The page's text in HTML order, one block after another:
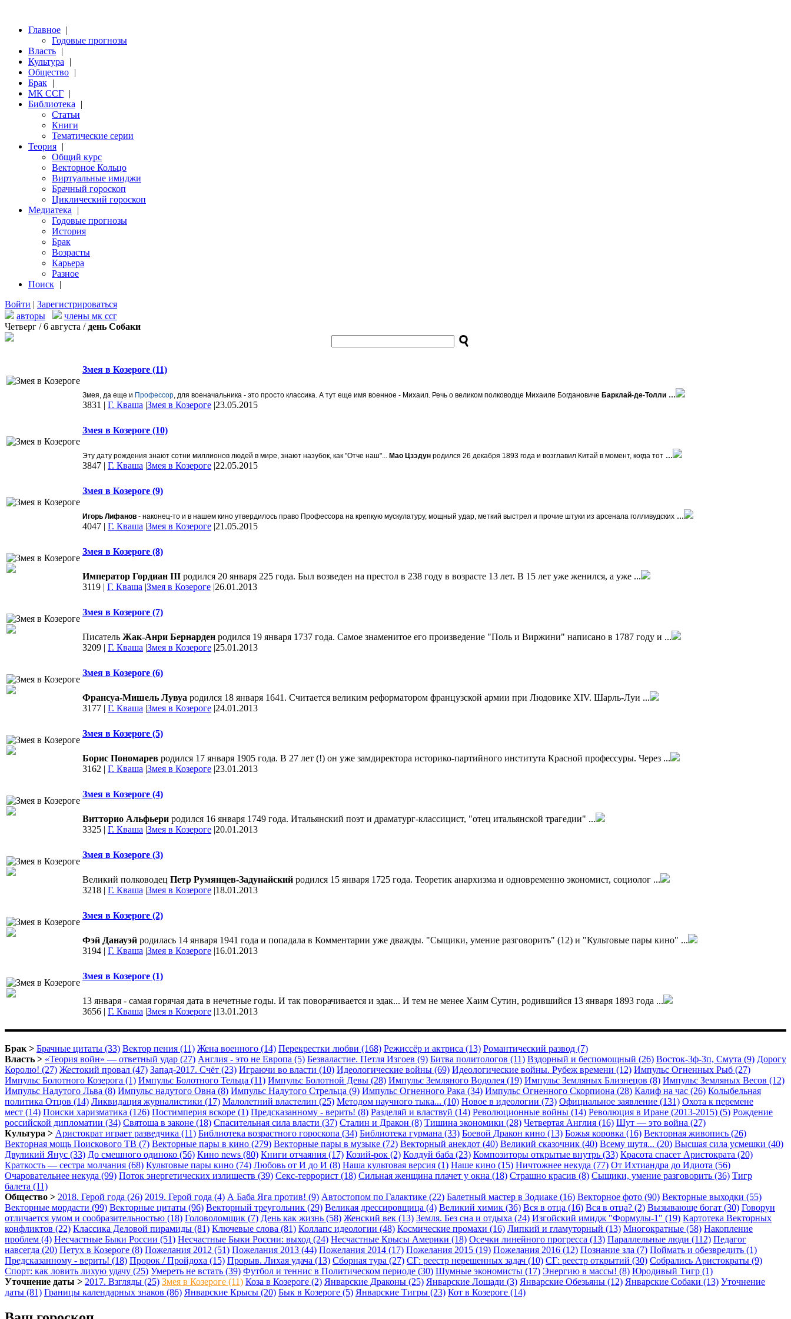
Главное |
Годовые прогнозы
Власть |
Культура
|
Общество |
Брак |
МК ССГ |
Библиотека
|
Статьи
Книги
Тематические серии
Теория |
Общий курс
Векторное Кольцо
Виртуальные имиджи
Брачный гороскоп
Циклический гороскоп
Медиатека
|
Годовые прогнозы
История
Брак
Возрасты
Карьера
Разное
Поиск |
Войти | Зарегистрироваться
авторы
члены мк ссг
Четверг / 6 августа / день Собаки
Змея в Козероге (11)
Змея, да еще и Профессор , для военачальника - это просто классика. А тут еще имя военное - Михаил. Речь о великом полководце Михаиле Богдановиче Барклай-де-Толли ...
3831 | Г. Кваша |Змея в Козероге |23.05.2015
Змея в Козероге (10)
Эту дату рождения знают сотни миллионов людей в мире, знают назубок, как "Отче наш"... Мао Цзэдун родился 26 декабря 1893 года и возглавил Китай в момент, когда тот ...
3847 | Г. Кваша |Змея в Козероге |22.05.2015
Змея в Козероге (9)
Игорь Лифанов - наконец-то и в нашем кино утвердилось право Профессора на крепкую мускулатуру, мощный удар, меткий выстрел и прочие штуки из арсенала голливудских ...
4047 | Г. Кваша |Змея в Козероге |21.05.2015
Змея в Козероге (8)
Император Гордиан III родился 20 января 225 года. Был возведен на престол в 238 году в возрасте 13 лет. В 15 лет уже женился, а уже ...
3119 | Г. Кваша |Змея в Козероге |26.01.2013
Змея в Козероге (7)
Писатель Жак-Анри Бернарден родился 19 января 1737 года. Самое знаменитое его произведение "Поль и Виржини" написано в 1787 году и ...
3209 | Г. Кваша |Змея в Козероге |25.01.2013
Змея в Козероге (6)
Франсуа-Мишель Лувуа родился 18 января 1641. Считается великим реформатором французской армии при Людовике XIV. Шарль-Луи ...
3177 | Г. Кваша |Змея в Козероге |24.01.2013
Змея в Козероге (5)
Борис Пономарев родился 17 января 1905 года. В 27 лет (!) он уже замдиректора историко-партийного института Красной профессуры. Через ...
3162 | Г. Кваша |Змея в Козероге |23.01.2013
Змея в Козероге (4)
Витторио Альфьери родился 16 января 1749 года. Итальянский поэт и драматург-классицист, "отец итальянской трагедии" ...
3325 | Г. Кваша |Змея в Козероге |20.01.2013
Змея в Козероге (3)
Великий полководец Петр Румянцев-Задунайский родился 15 января 1725 года. Теоретик анархизма и одновременно экономист, социолог ...
3218 | Г. Кваша |Змея в Козероге |18.01.2013
Змея в Козероге (2)
Фэй Данауэй родилась 14 января 1941 года и попадала в Комментарии уже дважды. "Сыщики, умение разговорить" (12) и "Культовые пары кино" ...
3194 | Г. Кваша |Змея в Козероге |16.01.2013
Змея в Козероге (1)
13 января - самая горячая дата в нечетные годы. И так поворачивается и эдак... И тем не менее Хаим Сутин, родившийся 13 января 1893 года ...
3656 | Г. Кваша |Змея в Козероге |13.01.2013
Брак > Брачные цитаты (33) Вектор пения (11) Жена военного (14) Перекрестки любви (168) Режиссёр и актриса (13) Романтический развод (7)
Власть > «Теория войн» — ответный удар (27) Англия - это не Европа (5) Безваластие. Петля Изгоев (9) Битва политологов (11) Вздорный и беспомощный (26) Восток-3ф-3п, Смута (9) Дорогу
Королю! (27) Жестокий провал (47) Запад-2017. Счёт (23) Играючи во власти (10) Идеологические войны (69) Идеологические войны. Рубеж времени (12) Импульс Огненных Рыб (27)
Импульс Болотного Козерога (1) Импульс Болотного Тельца (11) Импульс Болотной Девы (28) Импульс Земляного Водолея (19) Импульс Земляных Близнецов (8) Импульс Земляных Весов (12)
Импульс Надутого Льва (8) Импульс надутого Овна (8) Импульс Надутого Стрельца (9) Импульс Огненного Рака (34) Импульс Огненного Скорпиона (28) Калиф на час (26) Колыбельная
политика Отцов (14) Ликвидация журналистики (17) Малолетний властелин (25) Методом научного тыка... (10) Новое в идеологии (73) Официальное заявление (131) Охота к перемене
мест (14) Поиски харизматика (126) Постимперия вскоре (1) Предсказанному - верить! (8) Разделяй и властвуй (14) Революционные войны (14) Революция в Иране (2013-2015) (5) Рождение
российской дипломатии (34) Святоша в законе (18) Спасительная сила власти (37) Сталин и Дракон (8) Тишина экономики (28) Четвертая Англия (16) Шут — это война (27)
Культура > Аристократ играет разведчика (11) Библиотека возрастного гороскопа (34) Библиотека гурмана (33) Боевой Дракон кино (13) Божья коровка (16) Векторная живопись (26)
Векторная мощь Поискового ТВ (7) Векторные пары в кино (279) Векторные пары в музыке (72) Векторный анекдот (40) Великий сказочник (40) Всему шутя... (20) Высшая сила усмешки (40)
Двуликий Янус (33) До смешного одиноко (56) Кино news (80) Книги отчаяния (17) Козий-рок (2) Колдуй баба (23) Композиторы открытые внутрь (33) Красота спасет Аристократа (20)
Краткость — сестра молчания (68) Культовые пары кино (74) Любовь от И до И (8) Наша культовая версия (1) Наше кино (15) Ничтожнее некуда (77) От Ихтиандра до Идиота (56)
Очаровательнее некуда (99) Поток энергетических излишеств (39) Секс-террорист (18) Сильная женщина плачет у окна (18) Страшно красив (8) Сыщики, умение разговорить (36) Тигр
балета (11)
Общество > 2018. Герой года (26) 2019. Герой года (4) А Баба Яга против! (9) Автостопом по Галактике (22) Балетный мастер в Зодиаке (16) Векторное фото (90) Векторные выходки (55)
Векторные мордасти (99) Векторные цитаты (96) Векторный треугольник (29) Великая дрессировщица (4) Великий химик (36) Вся в отца (16) Вся в отца? (2) Вызывающе богат (30) Говорун
отличается умом и сообразительностью (18) Головоломщик (7) День как жизнь (58) Женский век (13) Земля. Без сна и отдыха (24) Изгойский имидж "Формулы-1" (19) Картотека Векторных
конфликтов (22) Классика Деловой пирамиды (81) Ключевые слова (81) Коллапс идеологии (48) Космические промахи (16) Липкий и гламуторный (13) Многократные (58) Накопление
проблем (4) Несчастные Быки России (51) Несчастные Быки России: выход (24) Несчастные Крысы Америки (18) Осечки линейного прогресса (13) Параллельные люди (112) Педагог
навсегда (20) Петух в Козероге (8) Пожелания 2012 (51) Пожелания 2013 (44) Пожелания 2014 (17) Пожелания 2015 (19) Пожелания 2016 (12) Познание зла (7) Поймать и обезвредить (1)
Предсказанному - верить! (18) Пророк / Пройдоха (15) Прорыв. Лихая удача (13) Сборная тура (27) СГ: реестр нерешенных задач (10) СГ: реестр открытий (30) Собрались Аристократы (9)
Спорт: как ловить лихую удачу (25) Умереть не встать (39) Футбол и теннис в Политическом периоде (30) Шумные экономисты (17) Энергию в массы! (8) Юродивый Тигр (1)
Уточнение даты > 2017. Взгляды (25) Змея в Козероге (11) Коза в Козероге (2) Январские Драконы (25) Январские Лошади (3) Январские Обезьяны (12) Январские Собаки (13) Уточнение
даты (81) Границы календарных знаков (86) Январские Крысы (20) Бык в Козероге (5) Январские Тигры (23) Кот в Козероге (14)